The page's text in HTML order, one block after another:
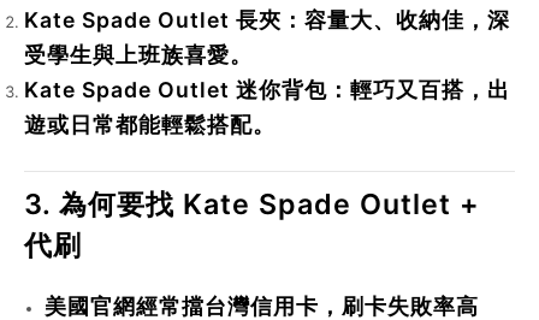
Kate Spade Outlet 長夾 ：容量大、收納佳，深
受學生與上班族喜愛。
Kate Spade Outlet 迷你背包 ：輕巧又百搭，出
遊或日常都能輕鬆搭配。
3. 為何要找 Kate Spade Outlet +
代刷
美國官網經常擋台灣信用卡，刷卡失敗率高